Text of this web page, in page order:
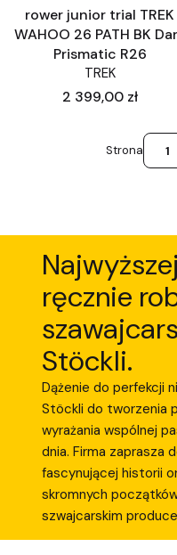
rower junior trial TREK
WAHOO 26 PATH BK
Prismatic R26
TREK
Cena
2 399,00 zł
Strona
ręcznie
Stöckli.
Dążenie do perfekcji
Stöckli do tworzenia
wyrażania wspólnej
dnia. Firma zaprasza
fascynującej historii
skromnych
szwajcarskim